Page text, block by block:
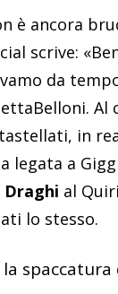
è ancora
scrive:
da
Al
in
legata a
Draghi al
lo stesso.
spaccatura